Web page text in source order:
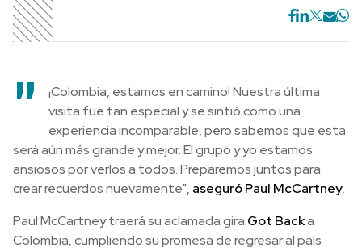
"
¡Colombia, estamos en camino! Nuestra última
visita fue tan especial y se sintió como una
experiencia incomparable, pero sabemos que esta
será aún más grande y mejor. El grupo y yo estamos
ansiosos por verlos a todos. Preparemos juntos para
crear recuerdos nuevamente", aseguró Paul McCartney.
Paul McCartney traerá su aclamada gira Got Backa
Colombia, cumpliendo su promesa de regresar al país